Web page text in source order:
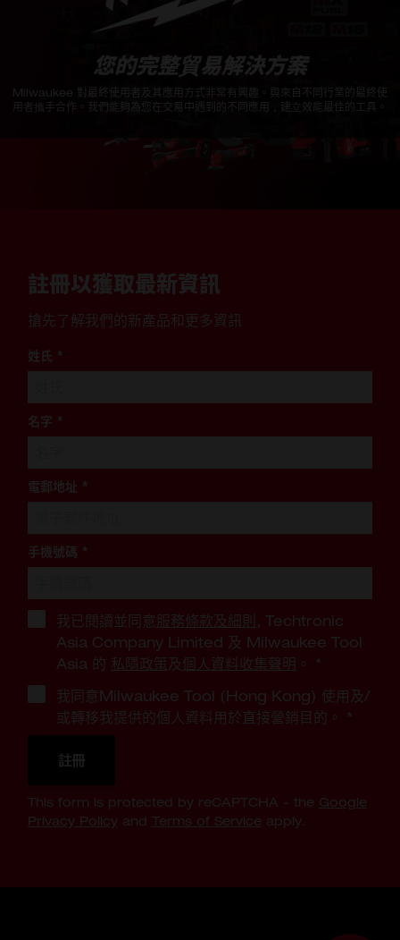
您的完整貿易解決方案
Milwaukee 對最終使用者及其應用方式非常有興趣。與來自不同行業的最終使
用者攜手合作。我們能夠為您在交易中遇到的不同應用，建立效能最佳的工具。
註冊以獲取最新資訊
搶先了解我們的新產品和更多資訊
姓氏 *
名字 *
電郵地址 *
手機號碼 *
我已閱讀並同意 服務條款及細則 , Techtronic
Asia Company Limited 及 Milwaukee Tool
Asia 的 私隱政策及個人資料收集聲明 。
*
我同意Milwaukee Tool (Hong Kong) 使用及/
或轉移我提供的個人資料用於直接營銷目的。
*
註冊
This form is protected by reCAPTCHA - the Google
Privacy Policyand Terms of Service apply.